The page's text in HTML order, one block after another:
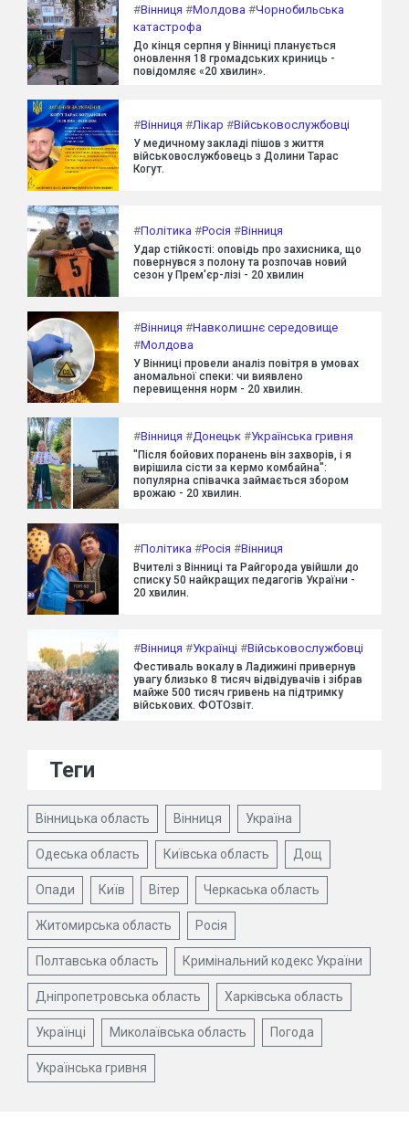
#Вінниця #Молдова #Чорнобильська
катастрофа
До кінця серпня у Вінниці планується
оновлення 18 громадських криниць -
повідомляє «20 хвилин».
#Вінниця #Лікар #Військовослужбовці
У медичному закладі пішов з життя
військовослужбовець з Долини Тарас
Когут.
#Політика #Росія #Вінниця
Удар стійкості: оповідь про захисника, що
повернувся з полону та розпочав новий
сезон у Прем'єр-лізі - 20 хвилин
#Вінниця #Навколишнє середовище
#Молдова
У Вінниці провели аналіз повітря в умовах
аномальної спеки: чи виявлено
перевищення норм - 20 хвилин.
#Вінниця #Донецьк #Українська гривня
"Після бойових поранень він захворів, і я
вирішила сісти за кермо комбайна":
популярна співачка займається збором
врожаю - 20 хвилин.
#Політика #Росія #Вінниця
Вчителі з Вінниці та Райгорода увійшли до
списку 50 найкращих педагогів України -
20 хвилин.
#Вінниця #Українці #Військовослужбовці
Фестиваль вокалу в Ладижині привернув
увагу близько 8 тисяч відвідувачів і зібрав
майже 500 тисяч гривень на підтримку
військових. ФОТОзвіт.
Теги
Вінницька область Вінниця Україна
Одеська область Київська область Дощ
Опади Київ Вітер Черкаська область
Житомирська область Росія
Полтавська область Кримінальний кодекс України
Дніпропетровська область Харківська область
Українці Миколаївська область Погода
Українська гривня